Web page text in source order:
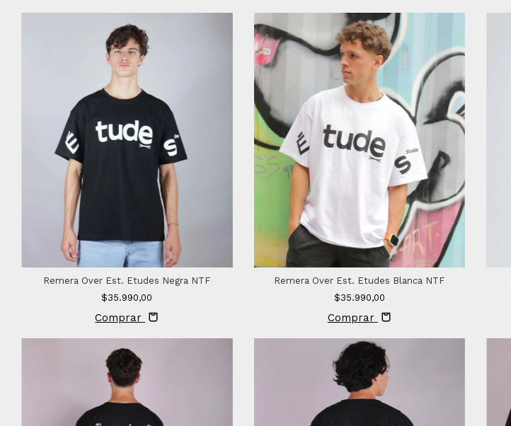
Remera Over Est. Etudes Negra NTF
$35.990,00
Comprar
Remera Over Est. Etudes Blanca NTF
$35.990,00
Comprar